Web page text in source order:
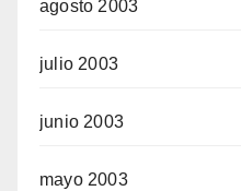
agosto 2003
julio 2003
junio 2003
mayo 2003